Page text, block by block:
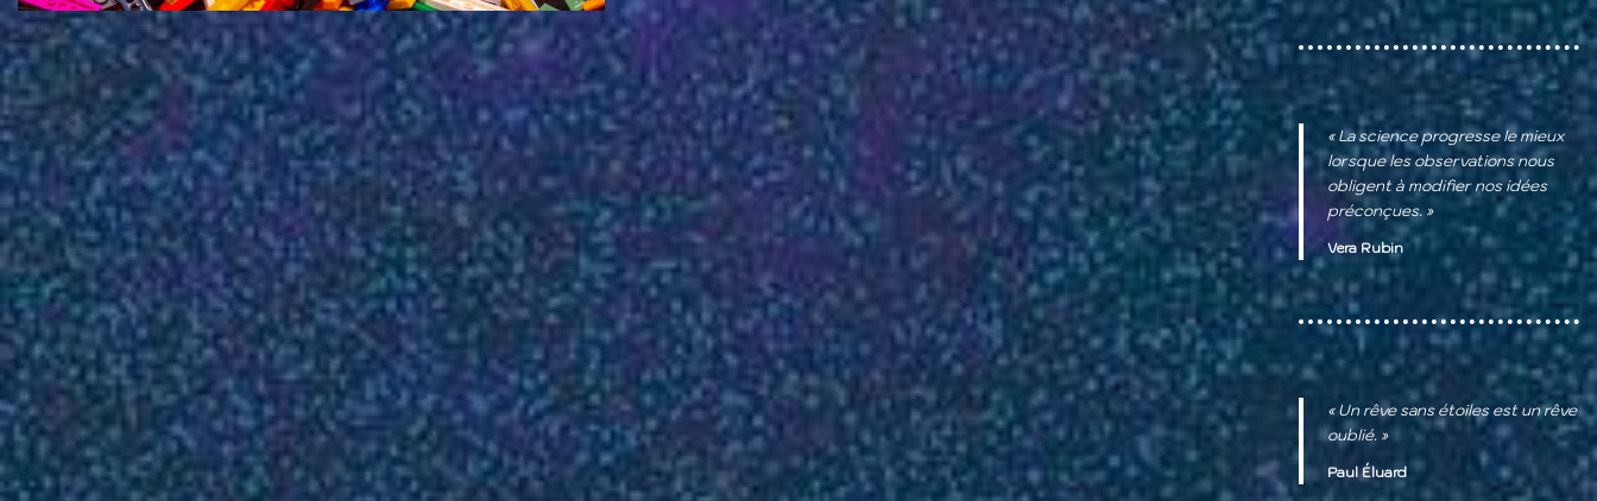
« La science progresse le mieux
lorsque les observations nous
obligent à modifier nos idées
préconçues. »
Vera Rubin
« Un rêve sans étoiles est un rêve
oublié. »
Paul Éluard